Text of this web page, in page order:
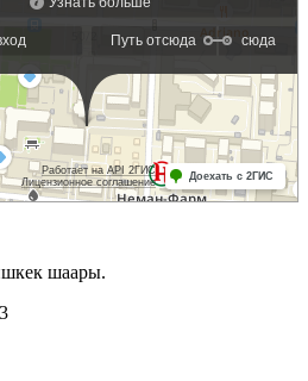
шаары.